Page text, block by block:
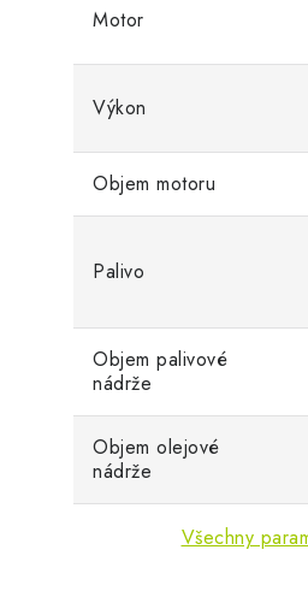
Motor
Výkon
Objem motoru
Palivo
Objem palivové
nádrže
Objem olejové
nádrže
Všechny